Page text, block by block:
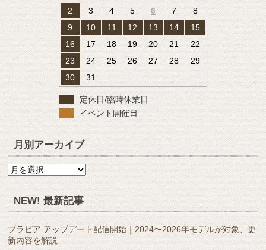
2
3 4 5 6 7
8
9
10 11 12 13 14
15
16
17 18 19 20 21
22
23
24 25 26 27 28
29
30
31
定休日/臨時休業日
イベント開催日
月別アーカイブ
月
ー
カ
イ
ブ
NEW! 最新記事
ブラビア アップデート配信開始｜2024〜2026年モデルが対象、更
新内容を解説